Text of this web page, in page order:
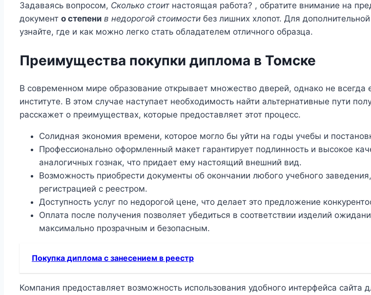
Задаваясь вопросом, Сколько стоит настоящая работа? , обратите внимание на
документ о степени в недорогой стоимости без лишних хлопот. Для
узнайте, где и как можно легко стать обладателем отличного образца.
Преимущества покупки диплома в Томске
В современном мире образование открывает множество дверей, однако не всегда
институте. В этом случае наступает необходимость найти альтернативные пути
расскажет о преимуществах, которые предоставляет этот процесс.
Солидная экономия времени, которое могло бы уйти на годы учебы и
Профессионально оформленный макет гарантирует подлинность и высокое
аналогичных гознак, что придает ему настоящий внешний вид.
Возможность приобрести документы об окончании любого учебного
регистрацией с реестром.
Доступность услуг по недорогой цене, что делает это предложение
Оплата после получения позволяет убедиться в соответствии изделий
максимально прозрачным и безопасным.
Покупка диплома с занесением в реестр
Компания предоставляет возможность использования удобного интерфейса сайта